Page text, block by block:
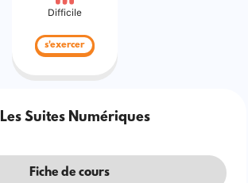
Difficile
s'exercer
Les Suites Numériques
Fiche de cours